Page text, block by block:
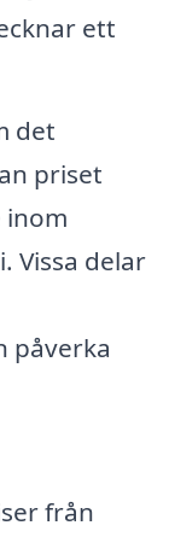
ett
det
priset
inom
Vissa delar
påverka
från